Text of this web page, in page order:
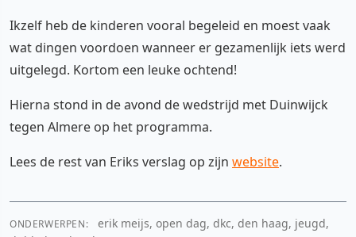
Ikzelf heb de kinderen vooral begeleid en moest vaak
wat dingen voordoen wanneer er gezamenlijk iets werd
uitgelegd. Kortom een leuke ochtend!
Hierna stond in de avond de wedstrijd met Duinwijck
tegen Almere op het programma.
Lees de rest van Eriks verslag op zijn website.
ONDERWERPEN:
erik meijs, open dag, dkc, den haag, jeugd,